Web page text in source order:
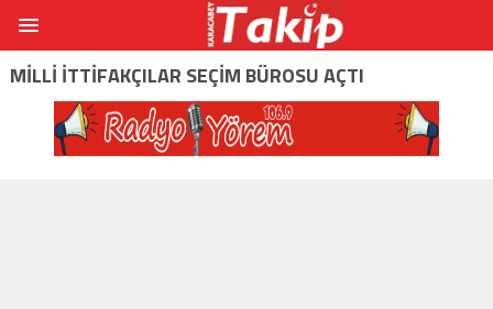
MILLI İTTIFAKÇILAR SEÇIM BÜROSU AÇTI